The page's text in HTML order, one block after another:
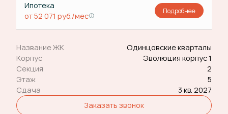
Ипотека
от 52 071 руб./мес
Подробнее
Название ЖК
Одинцовские кварталы
Корпус
Эволюция корпус 1
Секция
2
Этаж
5
Сдача
3 кв. 2027
Заказать звонок